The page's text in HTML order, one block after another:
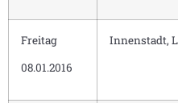
Freitag
08.01.2016
Innenstadt,